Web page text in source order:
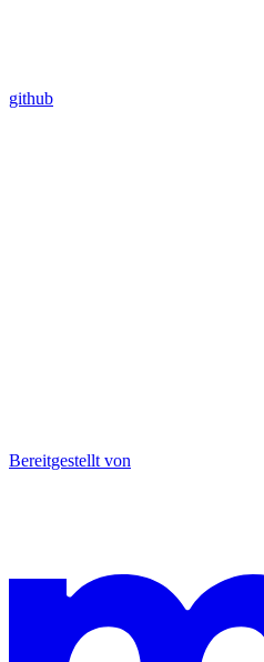
github
Bereitgestellt von